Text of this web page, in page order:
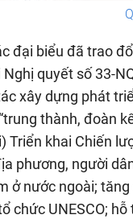
đại biểu đã trao
quyết số 33-
xây dựng phát
thành, đoàn
Triển khai Chiến
phương, người
ở nước ngoài;
chức UNESCO;